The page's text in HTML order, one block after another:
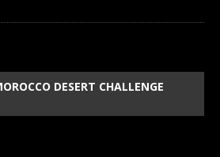
DESERT CHALLENGE